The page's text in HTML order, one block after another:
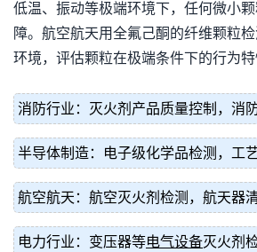
低温、振动等极端环境下，任何微小
障。航空航天用全氟己酮的纤维颗粒
环境，评估颗粒在极端条件下的行为特
消防行业：灭火剂产品质量控制，消
半导体制造：电子级化学品检测，工
航空航天：航空灭火剂检测，航天器
电力行业：变压器等电气设备灭火剂